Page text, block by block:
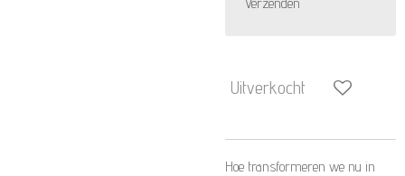
Uitverkocht
Hoe transformeren we nu in